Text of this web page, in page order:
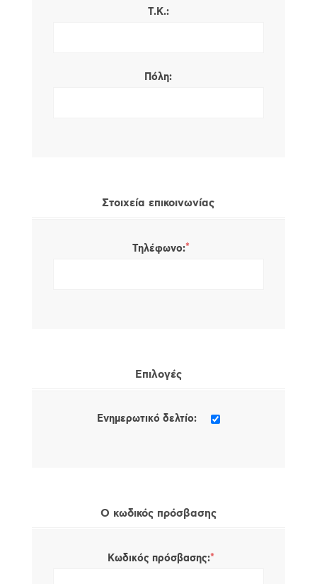
Τ.Κ.:
Πόλη:
Στοιχεία επικοινωνίας
Τηλέφωνο:*
Επιλογές
Ενημερωτικό δελτίο:
Ο κωδικός πρόσβασης
Κωδικός πρόσβασης:*